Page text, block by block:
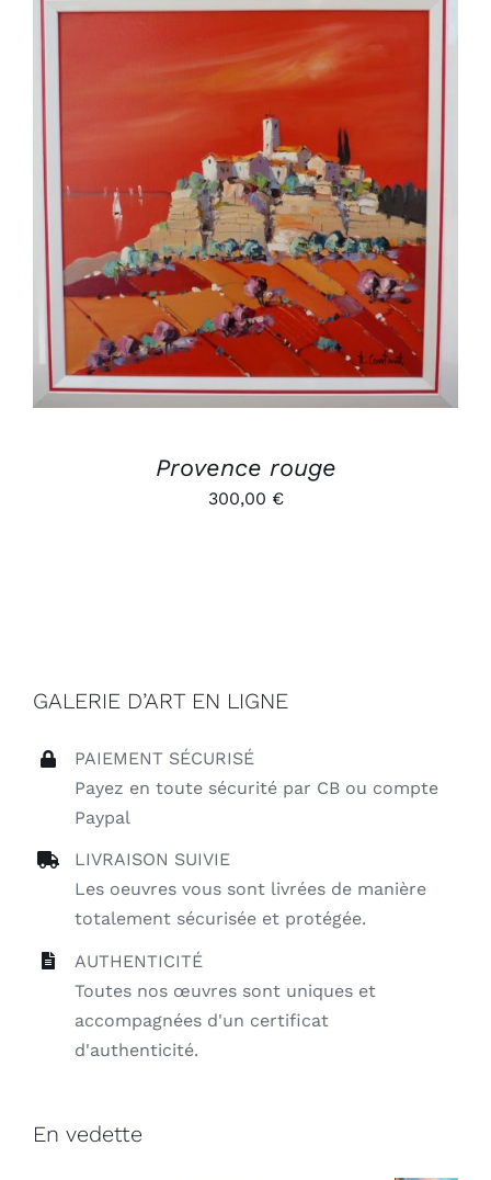
AJOUTER AU PANIER
/
DÉTAILS
Provence rouge
300,00 €
GALERIE D’ART EN LIGNE
PAIEMENT SÉCURISÉ
Payez en toute sécurité par CB ou compte
Paypal
LIVRAISON SUIVIE
Les oeuvres vous sont livrées de manière
totalement sécurisée et protégée.
AUTHENTICITÉ
Toutes nos œuvres sont uniques et
accompagnées d'un certificat
d'authenticité.
En vedette